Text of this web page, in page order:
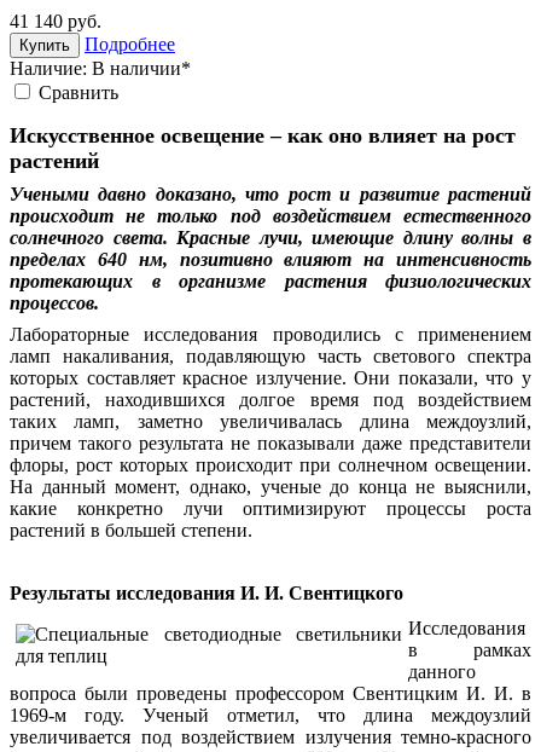
41 140 руб.
Купить
Подробнее
Наличие: В наличии*
Cравнить
Искусственное освещение – как оно влияет на рост
растений
Учеными давно доказано, что рост и развитие растений
происходит не только под воздействием естественного
солнечного света. Красные лучи, имеющие длину волны в
пределах 640 нм, позитивно влияют на интенсивность
протекающих в организме растения физиологических
процессов.
Лабораторные исследования проводились с применением
ламп накаливания, подавляющую часть светового спектра
которых составляет красное излучение. Они показали, что у
растений, находившихся долгое время под воздействием
таких ламп, заметно увеличивалась длина междоузлий,
причем такого результата не показывали даже представители
флоры, рост которых происходит при солнечном освещении.
На данный момент, однако, ученые до конца не выяснили,
какие конкретно лучи оптимизируют процессы роста
растений в большей степени.
Результаты исследования И. И. Свентицкого
Исследования
в рамках
данного
вопроса были проведены профессором Свентицким И. И. в
1969-м году. Ученый отметил, что длина междоузлий
увеличивается под воздействием излучения темно-красного